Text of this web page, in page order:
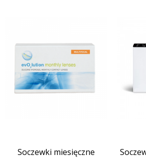
Soczewki miesięczne